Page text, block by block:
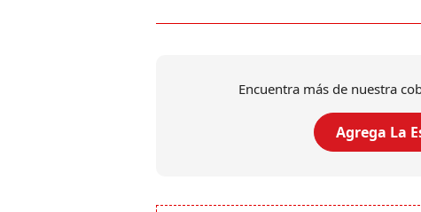
Encuentra más de nuestra
Agrega La